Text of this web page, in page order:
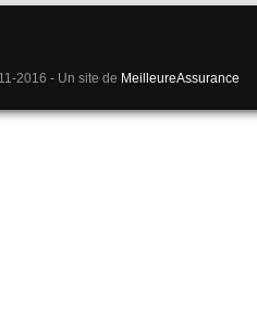
2016 - Un site de MeilleureAssurance